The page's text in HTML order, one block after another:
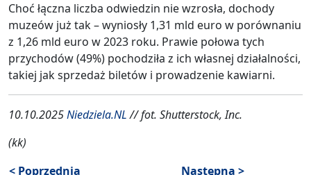
Choć łączna liczba odwiedzin nie wzrosła, dochody
muzeów już tak – wyniosły 1,31 mld euro w porównaniu
z 1,26 mld euro w 2023 roku. Prawie połowa tych
przychodów (49%) pochodziła z ich własnej działalności,
takiej jak sprzedaż biletów i prowadzenie kawiarni.
10.10.2025Niedziela.NL// fot. Shutterstock, Inc.
(kk)
< Poprzednia
Następna >